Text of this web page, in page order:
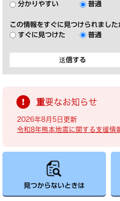
分かりやすい
普通
この情報をすぐに見つけられました
すぐに見つけた
普通
重要なお知らせ
2026年8月5日更新
令和8年熊本地震に関する支援情
見つからないときは